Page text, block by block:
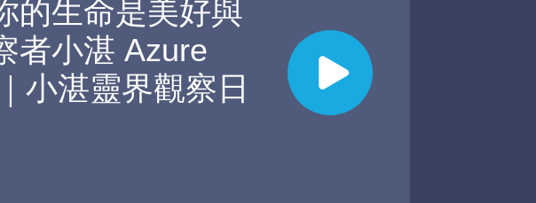
的生命是美好與
小湛 Azure
小湛靈界觀察日